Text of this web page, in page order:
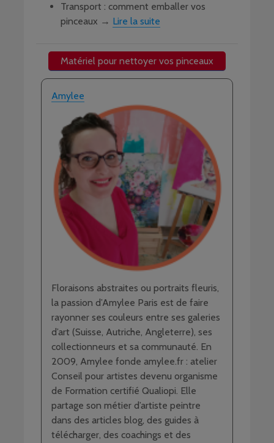
Transport : comment emballer vos
pinceaux → Lire la suite
Matériel pour nettoyer vos pinceaux
Amylee
Floraisons abstraites ou portraits fleuris,
la passion d’Amylee Paris est de faire
rayonner ses couleurs entre ses galeries
d’art (Suisse, Autriche, Angleterre), ses
collectionneurs et sa communauté. En
2009, Amylee fonde amylee.fr : atelier
Conseil pour artistes devenu organisme
de Formation certifié Qualiopi. Elle
partage son métier d’artiste peintre
dans des articles blog, des guides à
télécharger, des coachings et des